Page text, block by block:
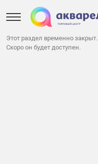
Этот раздел временно закрыт.
Скоро он будет доступен.